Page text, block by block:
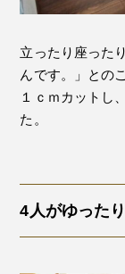
立ったり座った
んです。」との
１ｃｍカットし
た。
4人がゆった